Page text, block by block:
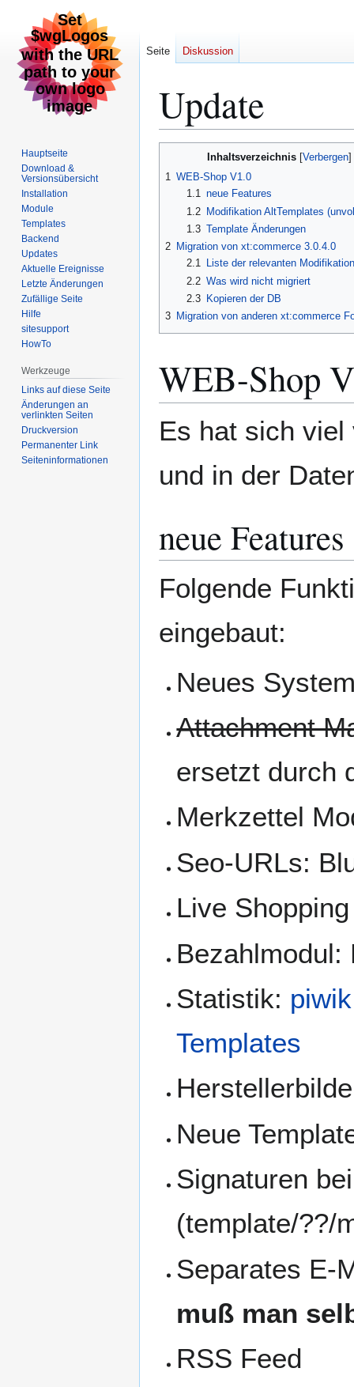
Update
Inhaltsverzeichnis
1 WEB-Shop V1.0
1.1 neue Features
1.2
Modifikation AltTemplates
1.3 Template Änderungen
2 Migration von xt:commerce 3.0.4.0
2.1
Liste der relevanten
2.2 Was wird nicht migriert
2.3
Kopieren der DB
3 Migration von anderen xt:commerce
WEB-Shop
Es hat sich
und in der
neue Features
Folgende
eingebaut:
Neues
Attachment
ersetzt durch
Merkzettel
Seo-URLs:
Live Shopping
Bezahlmodul:
Statistik:
Templates
Neue
Signaturen
(template/??/
Separates E-
muß man
RSS Feed
Seite Diskussion
Hauptseite
Download &
Versionsübersicht
Installation
Module
Templates
Backend
Updates
Aktuelle Ereignisse
Letzte Änderungen
Zufällige Seite
Hilfe
sitesupport
HowTo
Werkzeuge
Links auf diese Seite
Änderungen an
verlinkten Seiten
Druckversion
Permanenter Link
Seiten­­informationen